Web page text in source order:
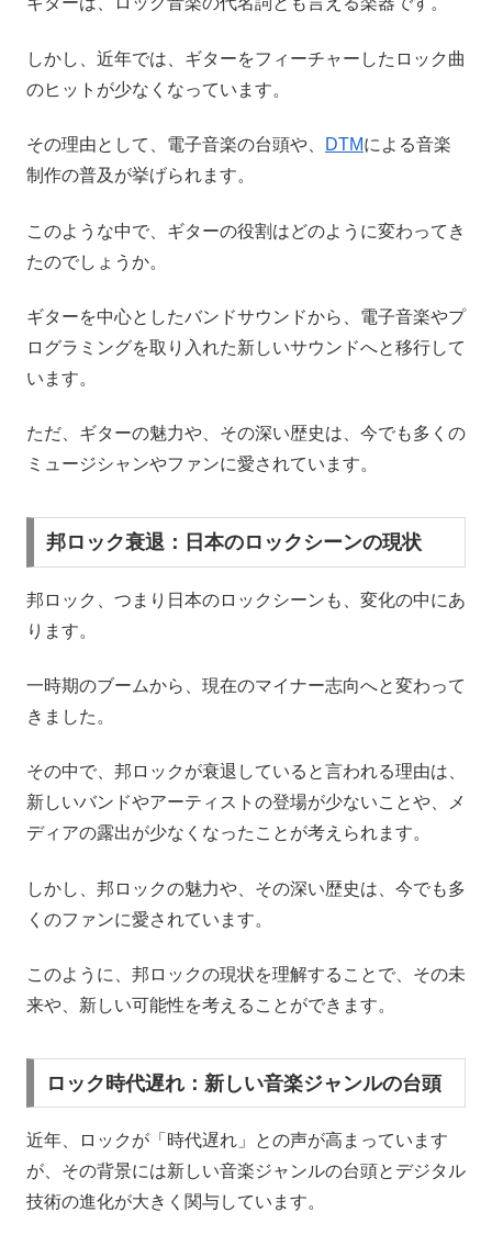
しかし、近年では、ギターをフィーチャーしたロック曲
のヒットが少なくなっています。
その理由として、電子音楽の台頭や、 DTMによる音楽
制作の普及が挙げられます。
このような中で、ギターの役割はどのように変わってき
たのでしょうか。
ギターを中心としたバンドサウンドから、電子音楽やプ
ログラミングを取り入れた新しいサウンドへと移行して
います。
ただ、ギターの魅力や、その深い歴史は、今でも多くの
ミュージシャンやファンに愛されています。
邦ロック衰退：日本のロックシーンの現状
邦ロック、つまり日本のロックシーンも、変化の中にあ
ります。
一時期のブームから、現在のマイナー志向へと変わって
きました。
その中で、邦ロックが衰退していると言われる理由は、
新しいバンドやアーティストの登場が少ないことや、メ
ディアの露出が少なくなったことが考えられます。
しかし、邦ロックの魅力や、その深い歴史は、今でも多
くのファンに愛されています。
このように、邦ロックの現状を理解することで、その未
来や、新しい可能性を考えることができます。
ロック時代遅れ：新しい音楽ジャンルの台頭
近年、ロックが「時代遅れ」との声が高まっています
が、その背景には新しい音楽ジャンルの台頭とデジタル
技術の進化が大きく関与しています。